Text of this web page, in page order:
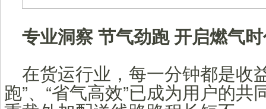
专业洞察 节气劲跑 开启燃气
在货运行业，每一分钟都是收
跑”、“省气高效”已成为用户的共